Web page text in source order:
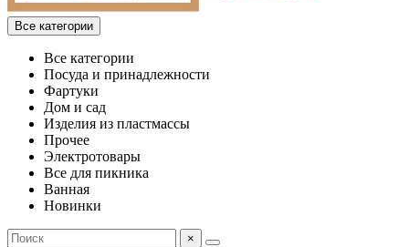
Все категории
Все категории
Посуда и принадлежности
Фартуки
Дом и сад
Изделия из пластмассы
Прочее
Электротовары
Все для пикника
Ванная
Новинки
×